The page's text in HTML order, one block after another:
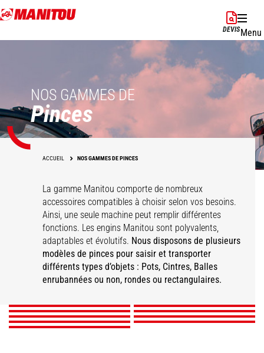
Aller
au
DEVISMenu
NOS GAMMES DE
Pinces
ACCUEIL NOS GAMMES DE PINCES
La gamme Manitou comporte de nombreux
accessoires compatibles à choisir selon vos besoins.
Ainsi, une seule machine peut remplir différentes
fonctions. Les engins Manitou sont polyvalents,
adaptables et évolutifs. Nous disposons de plusieurs
modèles de pinces pour saisir et transporter
différents types d’objets : Pots, Cintres, Balles
enrubannées ou non, rondes ou rectangulaires.
Pince à balle
enrubannée
Pince à balle mixte
Pince à balle super
compacte
DÉCOUVRIR
Pince à balle classic
DÉCOUVRIR
Pince à balle intensive
DÉCOUVRIR
Pince à balles carrées
enrubannées
DÉCOUVRIR
Pince à pot
DÉCOUVRIR
Pince à balles carrées
DÉCOUVRIR
Pince pose-cintre
DÉCOUVRIR